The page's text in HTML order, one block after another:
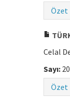
Özet
Celal
Sayı:
Özet